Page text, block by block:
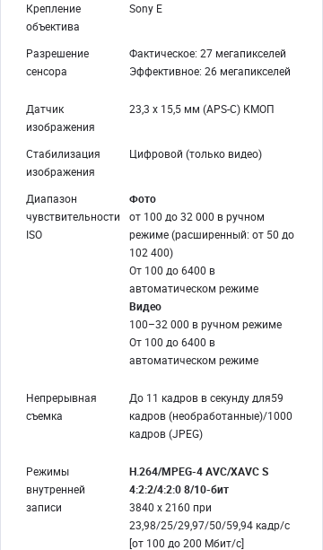
Крепление
объектива
Sony E
Разрешение
сенсора
Фактическое: 27 мегапикселей
Эффективное: 26 мегапикселей
Датчик
изображения
23,3 x 15,5 мм (APS-C) КМОП
Стабилизация
изображения
Цифровой (только видео)
Диапазон
чувствительности
ISO
Фото
от 100 до 32 000 в ручном
режиме (расширенный: от 50 до
102 400)
От 100 до 6400 в
автоматическом режиме
Видео
100–32 000 в ручном режиме
От 100 до 6400 в
автоматическом режиме
Непрерывная
съемка
До 11 кадров в секунду для59
кадров (необработанные)/1000
кадров (JPEG)
Режимы
внутренней
записи
H.264/MPEG-4 AVC/XAVC S
4:2:2/4:2:0 8/10-бит
3840 x 2160 при
23,98/25/29,97/50/59,94 кадр/с
[от 100 до 200 Мбит/с]